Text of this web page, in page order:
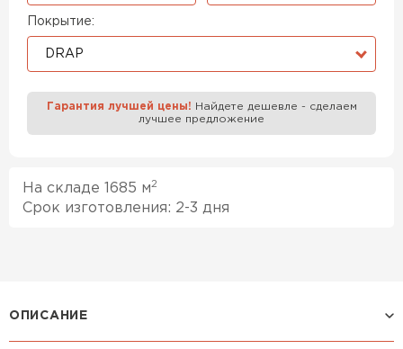
Покрытие:
DRAP
Гарантия лучшей цены! Найдете дешевле - сделаем
лучшее предложение
На складе 1685 м2
Срок изготовления: 2-3 дня
ОПИСАНИЕ
ПЕРЕЙТИ